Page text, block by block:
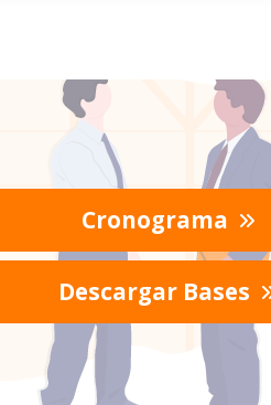
Cronograma
Descargar Bases